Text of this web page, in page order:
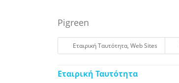
Pigreen
Eταιρική Tαυτότητα, Web Sites
Εταιρική Ταυτότητα